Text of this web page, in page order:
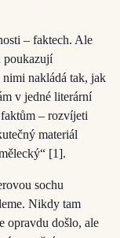
– faktech. Ale
poukazují
nakládá tak, jak
v jedné literární
– rozvíjeti
materiál
[1].
sochu
Nikdy tam
opravdu došlo, ale